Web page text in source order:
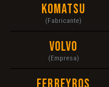
Komatsu
(Fabricante)
Volvo
(Empresa)